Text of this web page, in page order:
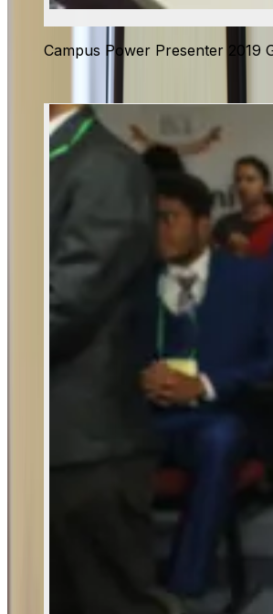
Campus Power Presenter 2019